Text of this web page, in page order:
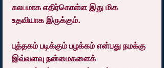
சுலபமாக எதிர்கொள்ள இது மிக
உதவியாக இருக்கும்.
புத்தகம் படிக்கும் பழக்கம் என்பது நமக்கு
இவ்வளவு நன்மைகளைக்